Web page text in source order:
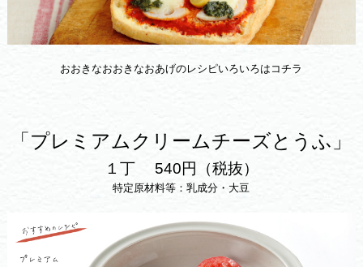
おおきなおおきなおあげのレシピいろいろはコチラ
「プレミアムクリームチーズとうふ」
１丁 540円（税抜）
特定原材料等：乳成分・大豆